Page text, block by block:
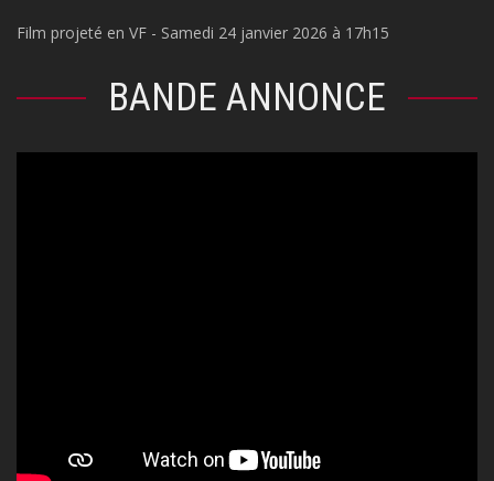
Film projeté en VF - Samedi 24 janvier 2026 à 17h15
BANDE ANNONCE